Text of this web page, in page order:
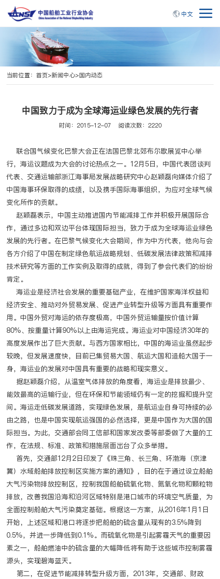
中文
当前位置： 首页>新闻中心>国内动态
中国致力于成为全球海运业绿色发展的先行者
时间：2015-12-07 阅读次数：2220
联合国气候变化巴黎大会正在法国巴黎北郊布尔歇展览中心举
行，海运议题成为大会的讨论热点之一。12月5日，中国代表团谈判
代表、交通运输部浙江海事局发展战略研究中心赵颖磊向媒体介绍了
中国海事环保取得的成绩，以及携手国际海事组织，为应对全球气候
变化所作的贡献。
赵颖磊表示，中国主动推进国内节能减排工作并积极开展国际合
作，通过多边和双边平台体现国际担当，致力于成为全球海运业绿色
发展的先行者。在巴黎气候变化大会期间，作为中方代表，他向与会
各方介绍了中国在制定绿色航运战略规划、低碳发展法律政策和减排
技术研究等方面的工作实例及取得的成就，得到了参会代表们的纷纷
肯定。
海运业是经济社会发展的重要基础产业，在维护国家海洋权益和
经济安全、推动对外贸易发展、促进产业转型升级等方面具有重要作
用。中国外贸对海运的依存度极高，中国外贸运输量按价值计算
80%、按重量计算90%以上由海运完成。海运业对中国经济30年的
高度发展作出了巨大贡献。与西方国家相比，中国的海运业虽然起步
较晚，但发展速度快，目前已集贸易大国、航运大国和造船大国于一
身，海运业的发展对中国具有重要的战略和现实意义。
据赵颖磊介绍，从温室气体排放的角度看，海运业是排放最少、
能效最高的运输行业，但在环保和节能领域仍有一定的挖掘和提升空
间。海运走低碳发展道路，实现绿色发展，是航运业自身可持续的必
由之路，也是中国实现航运强国的必然选择，更是中国作为大国的国
际担当。为此，交通部会同工信部和国家发改委等部委做了大量的工
作，在法规、标准、政策和措施层面出台了众多举措。
首先，交通部12月2日印发了《珠三角、长三角、环渤海（京津
冀）水域船舶排放控制区实施方案的通知》，目的在于通过设立船舶
大气污染物排放控制区，控制我国船舶硫氧化物、氮氧化物和颗粒物
排放，改善我国沿海和沿河区域特别是港口城市的环境空气质量，为
全面控制船舶大气污染奠定基础。根据这一方案，从2016年1月1日
开始，上述区域和港口将逐步把船舶的硫含量从现有的3.5%降到
0.5%，并进一步降低到0.1%。而硫氧化物是引起雾霾天气的重要因
素之一，船舶燃油中的硫含量的大幅降低将有助于这些城市控制雾霾
源头，实现碧海蓝天。
第二，在促进节能减排转型升级方面，2013年，交通部、财政